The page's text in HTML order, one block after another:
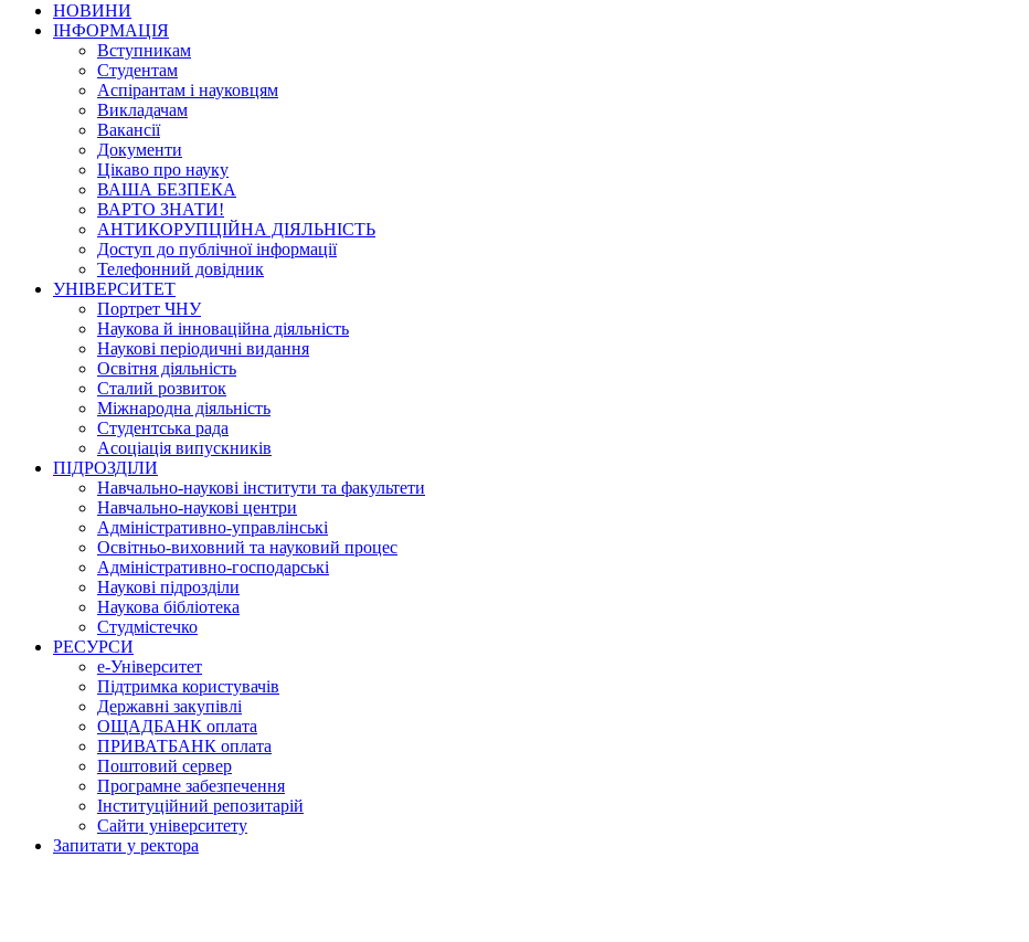
НОВИНИ
ІНФОРМАЦІЯ
Вступникам
Студентам
Аспірантам і науковцям
Викладачам
Вакансії
Документи
Цікаво про науку
ВАША БЕЗПЕКА
ВАРТО ЗНАТИ!
АНТИКОРУПЦІЙНА ДІЯЛЬНІСТЬ
Доступ до публічної інформації
Телефонний довідник
УНІВЕРСИТЕТ
Портрет ЧНУ
Наукова й інноваційна діяльність
Наукові періодичні видання
Освітня діяльність
Сталий розвиток
Міжнародна діяльність
Студентська рада
Асоціація випускників
ПІДРОЗДІЛИ
Навчально-наукові інститути та факультети
Навчально-наукові центри
Адміністративно-управлінські
Освітньо-виховний та науковий процес
Адміністративно-господарські
Наукові підрозділи
Наукова бібліотека
Студмістечко
РЕСУРСИ
е-Університет
Підтримка користувачів
Державні закупівлі
ОЩАДБАНК оплата
ПРИВАТБАНК оплата
Поштовий сервер
Програмне забезпечення
Інституційний репозитарій
Сайти університету
Запитати у ректора